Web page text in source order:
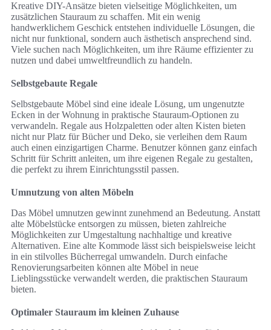
Kreative DIY-Ansätze bieten vielseitige Möglichkeiten, um
zusätzlichen Stauraum zu schaffen. Mit ein wenig
handwerklichem Geschick entstehen individuelle Lösungen, die
nicht nur funktional, sondern auch ästhetisch ansprechend sind.
Viele suchen nach Möglichkeiten, um ihre Räume effizienter zu
nutzen und dabei umweltfreundlich zu handeln.
Selbstgebaute Regale
Selbstgebaute Möbel sind eine ideale Lösung, um ungenutzte
Ecken in der Wohnung in praktische Stauraum-Optionen zu
verwandeln. Regale aus Holzpaletten oder alten Kisten bieten
nicht nur Platz für Bücher und Deko, sie verleihen dem Raum
auch einen einzigartigen Charme. Benutzer können ganz einfach
Schritt für Schritt anleiten, um ihre eigenen Regale zu gestalten,
die perfekt zu ihrem Einrichtungsstil passen.
Umnutzung von alten Möbeln
Das Möbel umnutzen gewinnt zunehmend an Bedeutung. Anstatt
alte Möbelstücke entsorgen zu müssen, bieten zahlreiche
Möglichkeiten zur Umgestaltung nachhaltige und kreative
Alternativen. Eine alte Kommode lässt sich beispielsweise leicht
in ein stilvolles Bücherregal umwandeln. Durch einfache
Renovierungsarbeiten können alte Möbel in neue
Lieblingsstücke verwandelt werden, die praktischen Stauraum
bieten.
Optimaler Stauraum im kleinen Zuhause